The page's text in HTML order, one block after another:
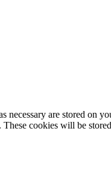
are stored on
These cookies will be